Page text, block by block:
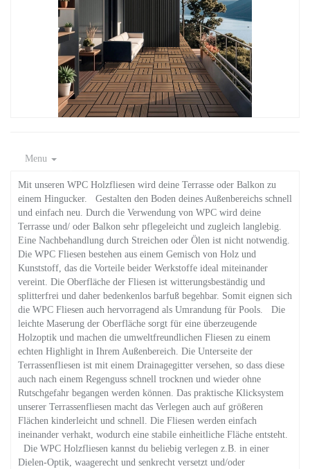
Menu
Mit unseren WPC Holzfliesen wird deine Terrasse oder Balkon zu
einem Hingucker. Gestalten den Boden deines Außenbereichs schnell
und einfach neu. Durch die Verwendung von WPC wird deine
Terrasse und/ oder Balkon sehr pflegeleicht und zugleich langlebig.
Eine Nachbehandlung durch Streichen oder Ölen ist nicht notwendig.
Die WPC Fliesen bestehen aus einem Gemisch von Holz und
Kunststoff, das die Vorteile beider Werkstoffe ideal miteinander
vereint. Die Oberfläche der Fliesen ist witterungsbeständig und
splitterfrei und daher bedenkenlos barfuß begehbar. Somit eignen sich
die WPC Fliesen auch hervorragend als Umrandung für Pools. Die
leichte Maserung der Oberfläche sorgt für eine überzeugende
Holzoptik und machen die umweltfreundlichen Fliesen zu einem
echten Highlight in Ihrem Außenbereich. Die Unterseite der
Terrassenfliesen ist mit einem Drainagegitter versehen, so dass diese
auch nach einem Regenguss schnell trocknen und wieder ohne
Rutschgefahr begangen werden können. Das praktische Klicksystem
unserer Terrassenfliesen macht das Verlegen auch auf größeren
Flächen kinderleicht und schnell. Die Fliesen werden einfach
ineinander verhakt, wodurch eine stabile einheitliche Fläche entsteht.
Die WPC Holzfliesen kannst du beliebig verlegen z.B. in einer
Dielen-Optik, waagerecht und senkrecht versetzt und/oder